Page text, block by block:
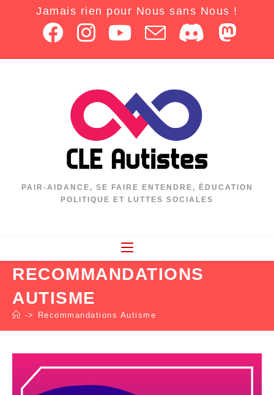
Jamais rien pour Nous sans Nous !
PAIR-AIDANCE, SE FAIRE ENTENDRE, ÉDUCATION
POLITIQUE ET LUTTES SOCIALES
RECOMMANDATIONS
AUTISME
-> Recommandations Autisme